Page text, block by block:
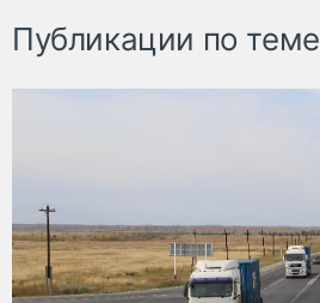
Публикации по теме